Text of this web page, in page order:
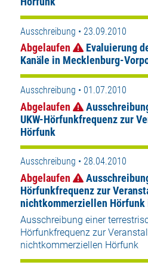
Ausschreibung • 23.09.2010
Abgelaufen
Evaluierung
Kanäle in Mecklenburg-
Ausschreibung • 01.07.2010
Abgelaufen
UKW-Hörfunkfrequenz zur
Hörfunk
Ausschreibung • 28.04.2010
Abgelaufen
Hörfunkfrequenz zur
nichtkommerziellen Hörfunk
Ausschreibung einer
Hörfunkfrequenz zur
nichtkommerziellen Hörfunk